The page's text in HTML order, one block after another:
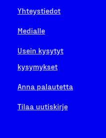
Yhteystiedot
Medialle
Usein kysytyt
kysymykset
Anna palautetta
Tilaa uutiskirje